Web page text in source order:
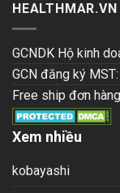
HEALTHMAR.VN
GCNDK Hộ kinh
GCN đăng ký MST:
Free ship đơn
Xem nhiều
kobayashi